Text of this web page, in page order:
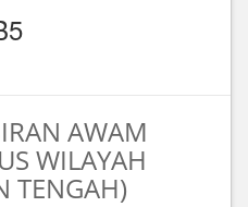
AWAM
WILAYAH
TENGAH)